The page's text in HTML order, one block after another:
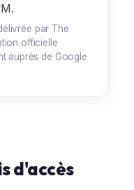
par The
officielle
auprès de Google
d'accès